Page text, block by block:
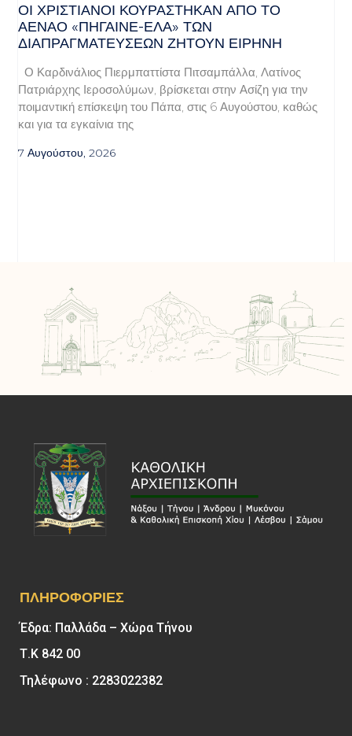
ΟΙ ΧΡΙΣΤΙΑΝΟΊ ΚΟΥΡΆΣΤΗΚΑΝ ΑΠΌ ΤΟ
ΑΈΝΑΟ «ΠΉΓΑΙΝΕ-ΈΛΑ» ΤΩΝ
ΔΙΑΠΡΑΓΜΑΤΕΎΣΕΩΝ ΖΗΤΟΎΝ ΕΙΡΉΝΗ
Ο Καρδινάλιος Πιερμπαττίστα Πιτσαμπάλλα, Λατίνος
Πατριάρχης Ιεροσολύμων, βρίσκεται στην Ασίζη για την
ποιμαντική επίσκεψη του Πάπα, στις 6 Αυγούστου, καθώς
και για τα εγκαίνια της
7 Αυγούστου, 2026
ΠΛΗΡΟΦΟΡΊΕΣ
Έδρα: Παλλάδα – Χώρα Τήνου
Τ.Κ 842 00
Τηλέφωνο : 2283022382